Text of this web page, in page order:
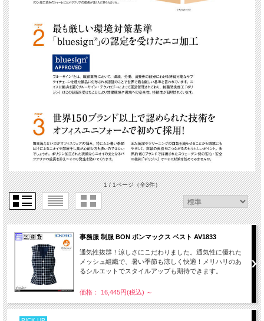
1 / 1ページ（全3件）
事務服 制服 BON ボンマックス ベスト AV1833
通気性抜群！涼しさにこだわりました。通気性に優れた
メッシュ組織で、暑い季節も涼しく快適！メリハリのあ
るシルエットでスタイルアップも期待できます。
価格： 16,445円(税込) ～